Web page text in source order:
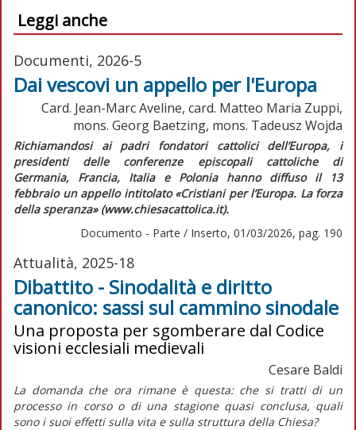
Leggi anche
Documenti, 2026-5
Dai vescovi un appello per l'Europa
Card. Jean-Marc Aveline, card. Matteo Maria Zuppi,
mons. Georg Baetzing, mons. Tadeusz Wojda
Richiamandosi ai padri fondatori cattolici dell’Europa, i
presidenti delle conferenze episcopali cattoliche di
Germania, Francia, Italia e Polonia hanno diffuso il 13
febbraio un appello intitolato «Cristiani per l’Europa. La forza
della speranza» (www.chiesacattolica.it).
Documento - Parte / Inserto, 01/03/2026, pag. 190
Attualità, 2025-18
Dibattito - Sinodalità e diritto
canonico: sassi sul cammino sinodale
Una proposta per sgomberare dal Codice
visioni ecclesiali medievali
Cesare Baldi
La domanda che ora rimane è questa: che si tratti di un
processo in corso o di una stagione quasi conclusa, quali
sono i suoi effetti sulla vita e sulla struttura della Chiesa?